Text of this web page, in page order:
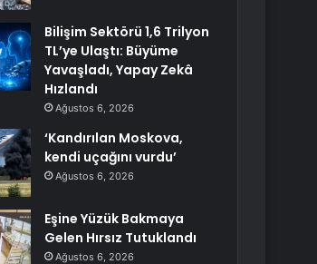
Bilişim Sektörü 1,6 Trilyon
TL’ye Ulaştı: Büyüme
Yavaşladı, Yapay Zekâ
Hızlandı
Ağustos 6, 2026
‘Kandırılan Moskova,
kendi uçağını vurdu’
Ağustos 6, 2026
Eşine Yüzük Bakmaya
Gelen Hırsız Tutuklandı
Ağustos 6, 2026